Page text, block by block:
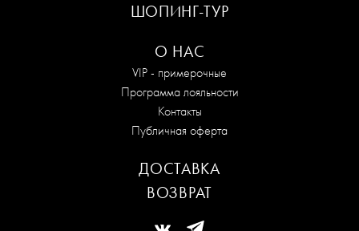
О НАС
VIP - примерочные
Программа лояльности
Контакты
Публичная оферта
ШОПИНГ-ТУР
ДОСТАВКА
ВОЗВРАТ